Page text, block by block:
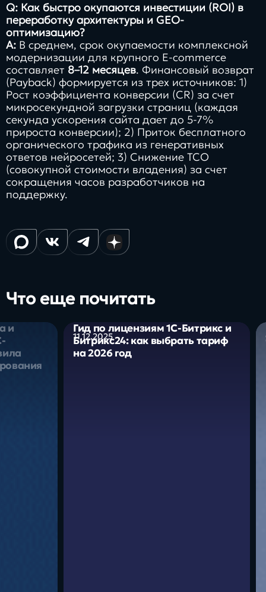
Q: Как быстро окупаются инвестиции (ROI) в
переработку архитектуры и GEO-
оптимизацию?
A: В среднем, срок окупаемости комплексной
модернизации для крупного E-commerce
составляет 8–12 месяцев. Финансовый возврат
(Payback) формируется из трех источников: 1)
Рост коэффициента конверсии (CR) за счет
микросекундной загрузки страниц (каждая
секунда ускорения сайта дает до 5-7%
прироста конверсии); 2) Приток бесплатного
органического трафика из генеративных
ответов нейросетей; 3) Снижение ТСО
(совокупной стоимости владения) за счет
сокращения часов разработчиков на
поддержку.
Что еще почитать
и
11.12.2025
Гид по лицензиям 1С-Битрикс и
Битрикс24: как выбрать тариф
на 2026 год